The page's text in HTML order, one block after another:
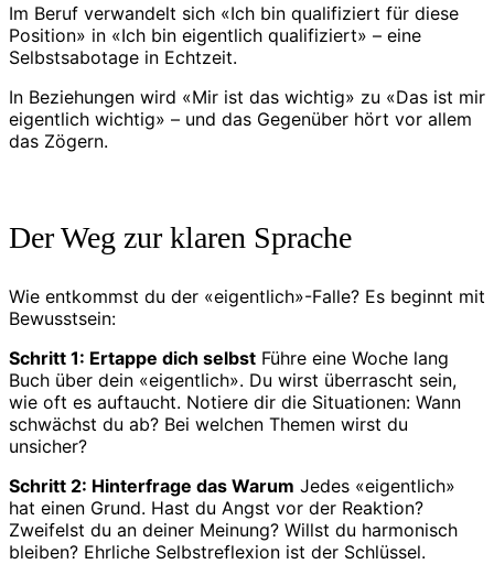
Im Beruf verwandelt sich «Ich bin qualifiziert für diese
Position» in «Ich bin eigentlich qualifiziert» – eine
Selbstsabotage in Echtzeit.
In Beziehungen wird «Mir ist das wichtig» zu «Das ist mir
eigentlich wichtig» – und das Gegenüber hört vor allem
das Zögern.
Der Weg zur klaren Sprache
Wie entkommst du der «eigentlich»-Falle? Es beginnt mit
Bewusstsein:
Schritt 1: Ertappe dich selbst Führe eine Woche lang
Buch über dein «eigentlich». Du wirst überrascht sein,
wie oft es auftaucht. Notiere dir die Situationen: Wann
schwächst du ab? Bei welchen Themen wirst du
unsicher?
Schritt 2: Hinterfrage das Warum Jedes «eigentlich»
hat einen Grund. Hast du Angst vor der Reaktion?
Zweifelst du an deiner Meinung? Willst du harmonisch
bleiben? Ehrliche Selbstreflexion ist der Schlüssel.